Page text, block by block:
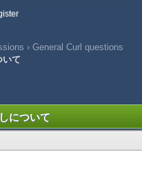
› General Curl questions
いて
について